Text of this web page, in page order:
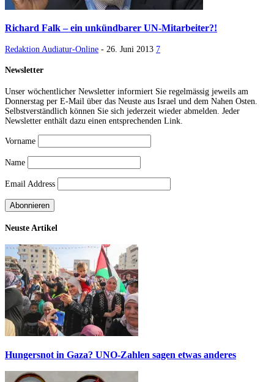
Richard Falk – ein unkündbarer UN-Mitarbeiter?!
Redaktion Audiatur-Online - 26. Juni 2013 7
Newsletter
Unser wöchentlicher Newsletter informiert Sie regelmässig jeweils am
Donnerstag per E-Mail über das Neuste aus Israel und dem Nahen Osten.
Selbstverständlich können Sie sich jederzeit wieder abmelden. Jeder
Newsletter enthält dazu einen entsprechenden Link.
Vorname
Name
Email Address
Neuste Artikel
Hungersnot in Gaza? UNO-Zahlen sagen etwas anderes